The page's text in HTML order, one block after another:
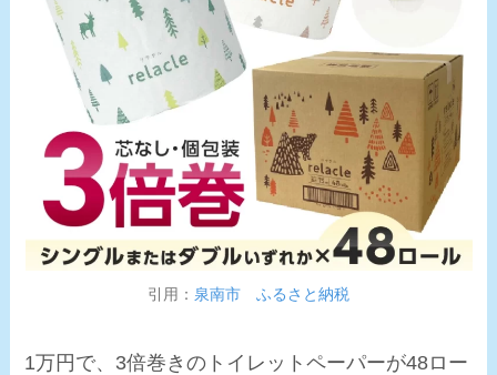
引用： 泉南市 ふるさと納税
1万円で、3倍巻きのトイレットペーパーが48ロー